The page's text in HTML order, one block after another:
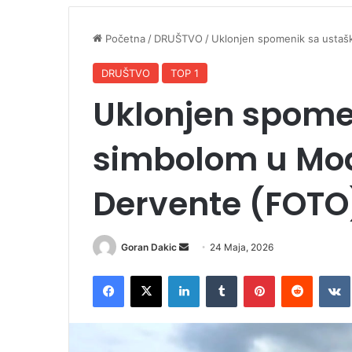
Početna/ DRUŠTVO / Uklonjen spomenik sa
DRUŠTVO TOP 1
Uklonjen
simbolom u
Dervente
Goran Dakic
a
24 Maja, 2026